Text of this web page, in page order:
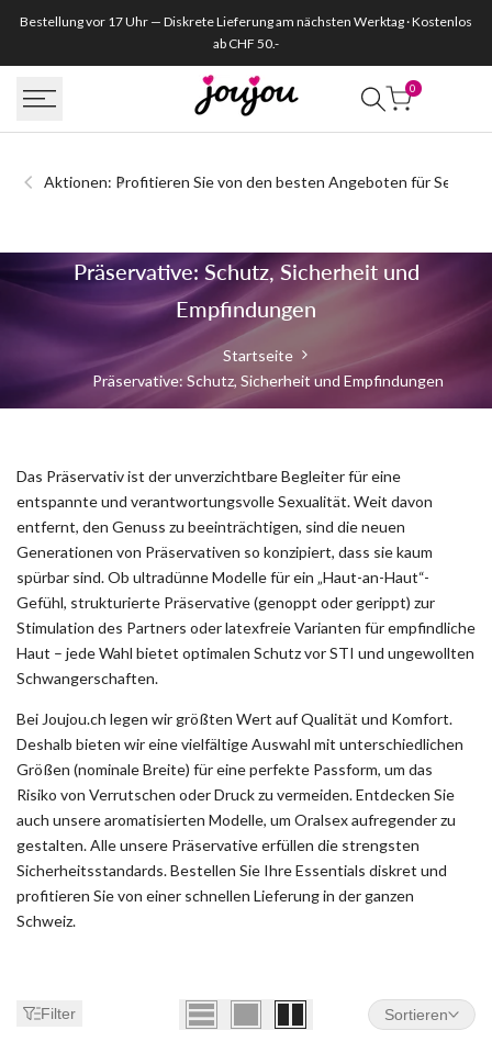
springen
Bestellung vor 17 Uhr — Diskrete Lieferung am nächsten Werktag · Kostenlos
ab CHF 50.-
0
Aktionen: Profitieren Sie von den besten Angeboten für Sextoys
Vegane
ethische
Kondome:
sichere
Wahl
Präservative: Schutz, Sicherheit und
Empfindungen
Startseite
Präservative: Schutz, Sicherheit und Empfindungen
Das Präservativ ist der unverzichtbare Begleiter für eine
entspannte und verantwortungsvolle Sexualität. Weit davon
entfernt, den Genuss zu beeinträchtigen, sind die neuen
Generationen von Präservativen so konzipiert, dass sie kaum
spürbar sind. Ob ultradünne Modelle für ein „Haut-an-Haut“-
Gefühl, strukturierte Präservative (genoppt oder gerippt) zur
Stimulation des Partners oder latexfreie Varianten für empfindliche
Haut – jede Wahl bietet optimalen Schutz vor STI und ungewollten
Schwangerschaften.
Bei Joujou.ch legen wir größten Wert auf Qualität und Komfort.
Deshalb bieten wir eine vielfältige Auswahl mit unterschiedlichen
Größen (nominale Breite) für eine perfekte Passform, um das
Risiko von Verrutschen oder Druck zu vermeiden. Entdecken Sie
auch unsere aromatisierten Modelle, um Oralsex aufregender zu
gestalten. Alle unsere Präservative erfüllen die strengsten
Sicherheitsstandards. Bestellen Sie Ihre Essentials diskret und
profitieren Sie von einer schnellen Lieferung in der ganzen
Schweiz.
Filter Sortieren